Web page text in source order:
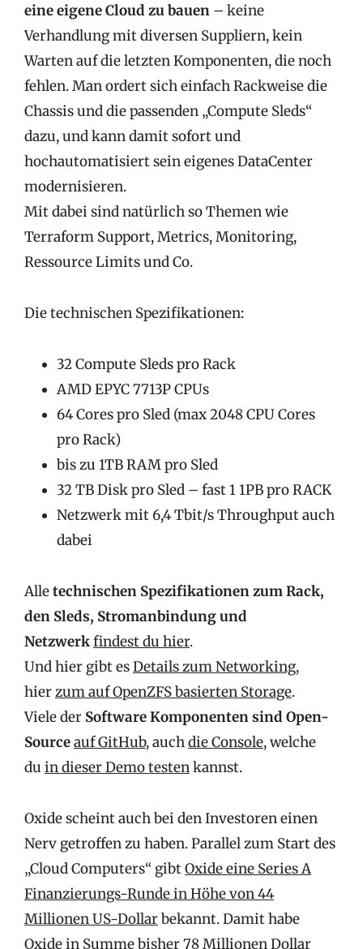
eine eigene Cloud zu bauen – keine
Verhandlung mit diversen Suppliern, kein
Warten auf die letzten Komponenten, die noch
fehlen. Man ordert sich einfach Rackweise die
Chassis und die passenden „Compute Sleds“
dazu, und kann damit sofort und
hochautomatisiert sein eigenes DataCenter
modernisieren.
Mit dabei sind natürlich so Themen wie
Terraform Support, Metrics, Monitoring,
Ressource Limits und Co.
Die technischen Spezifikationen:
32 Compute Sleds pro Rack
AMD EPYC 7713P CPUs
64 Cores pro Sled (max 2048 CPU Cores
pro Rack)
bis zu 1TB RAM pro Sled
32 TB Disk pro Sled – fast 1 1PB pro RACK
Netzwerk mit 6,4 Tbit/s Throughput auch
dabei
Alletechnischen Spezifikationen zum Rack,
den Sleds, Stromanbindung und
Netzwerkfindest du hier.
Und hier gibt esDetails zum Networking,
hierzum auf OpenZFS basierten Storage.
Viele der Software Komponenten sind Open-
Sourceauf GitHub, auchdie Console, welche
du in dieser Demo testenkannst.
Oxide scheint auch bei den Investoren einen
Nerv getroffen zu haben. Parallel zum Start des
„Cloud Computers“ gibtOxide eine Series A
Finanzierungs-Runde in Höhe von 44
Millionen US-Dollarbekannt. Damit habe
Oxide in Summe bisher 78 Millionen Dollar